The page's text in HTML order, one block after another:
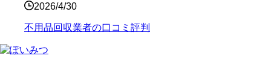
2026/4/30
不用品回収業者の口コミ評判